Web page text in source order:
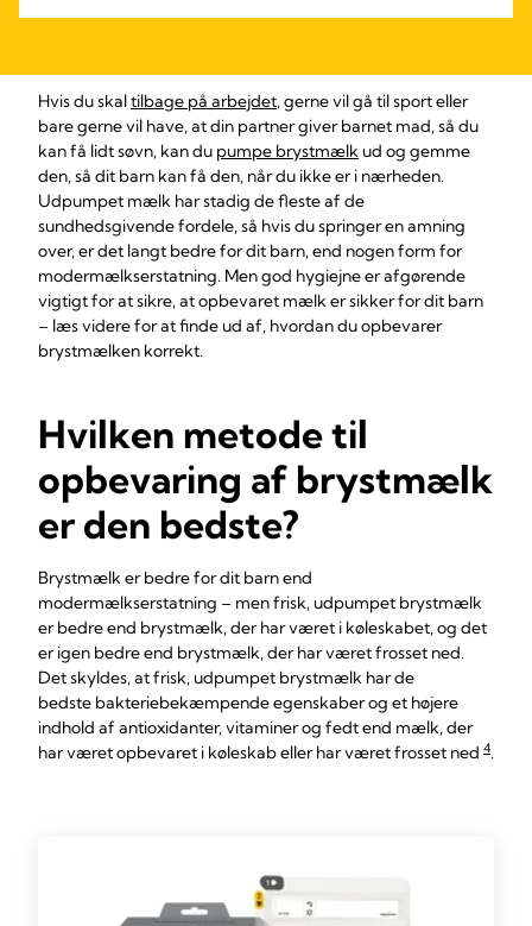
Hvis du skaltilbage på arbejdet, gerne vil gå til sport eller
bare gerne vil have, at din partner giver barnet mad, så du
kan få lidt søvn, kan du pumpe brystmælk ud og gemme
den, så dit barn kan få den, når du ikke er i nærheden.
Udpumpet mælk har stadig de fleste af de
sundhedsgivende fordele, så hvis du springer en amning
over, er det langt bedre for dit barn, end nogen form for
modermælkserstatning. Men god hygiejne er afgørende
vigtigt for at sikre, at opbevaret mælk er sikker for dit barn
– læs videre for at finde ud af, hvordan du opbevarer
brystmælken korrekt.
Hvilken metode til
opbevaring af brystmælk
er den bedste?
Brystmælk er bedre for dit barn end
modermælkserstatning – men frisk, udpumpet brystmælk
er bedre end brystmælk, der har været i køleskabet, og det
er igen bedre end brystmælk, der har været frosset ned.
Det skyldes, at frisk, udpumpet brystmælk har de
bedste bakteriebekæmpende egenskaber og et højere
indhold af antioxidanter, vitaminer og fedt end mælk, der
har været opbevaret i køleskab eller har været frosset ned 4.